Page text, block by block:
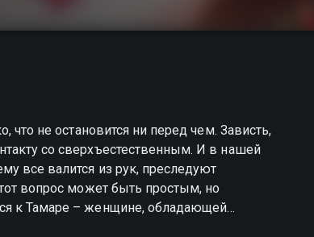
что не остановится ни перед чем. Зависть,
со сверхъестественным. И в нашей
все валится из рук, преследуют
вопрос может быть простым, но
к Тамаре – женщине, обладающей
ли на человеке отметка тьмы, и помочь